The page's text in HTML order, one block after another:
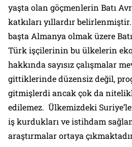
yaşta olan göçmenlerin Batı
katkıları yıllardır
başta Almanya olmak üzere
Türk işçilerinin bu ülkelerin
hakkında sayısız çalışmalar
gittiklerinde düzensiz değil,
gitmişlerdi ancak çok da
edilemez. Ülkemizdeki
iş kurdukları ve istihdam
araştırmalar ortaya